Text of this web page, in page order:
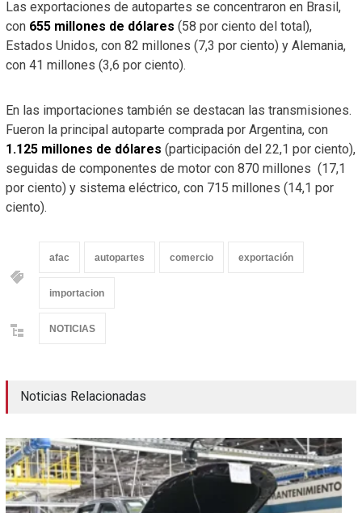
Las exportaciones de autopartes se concentraron en Brasil,
con 655 millones de dólares (58 por ciento del total),
Estados Unidos, con 82 millones (7,3 por ciento) y Alemania,
con 41 millones (3,6 por ciento).
En las importaciones también se destacan las transmisiones.
Fueron la principal autoparte comprada por Argentina, con
1.125 millones de dólares (participación del 22,1 por ciento),
seguidas de componentes de motor con 870 millones (17,1
por ciento) y sistema eléctrico, con 715 millones (14,1 por
ciento).
afac autopartes comercio exportación
importacion
NOTICIAS
Noticias Relacionadas